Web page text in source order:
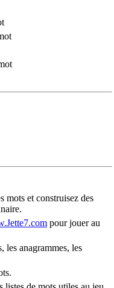
mots et construisez des
pour jouer au
les anagrammes, les